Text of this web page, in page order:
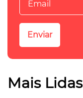
Mais Lidas